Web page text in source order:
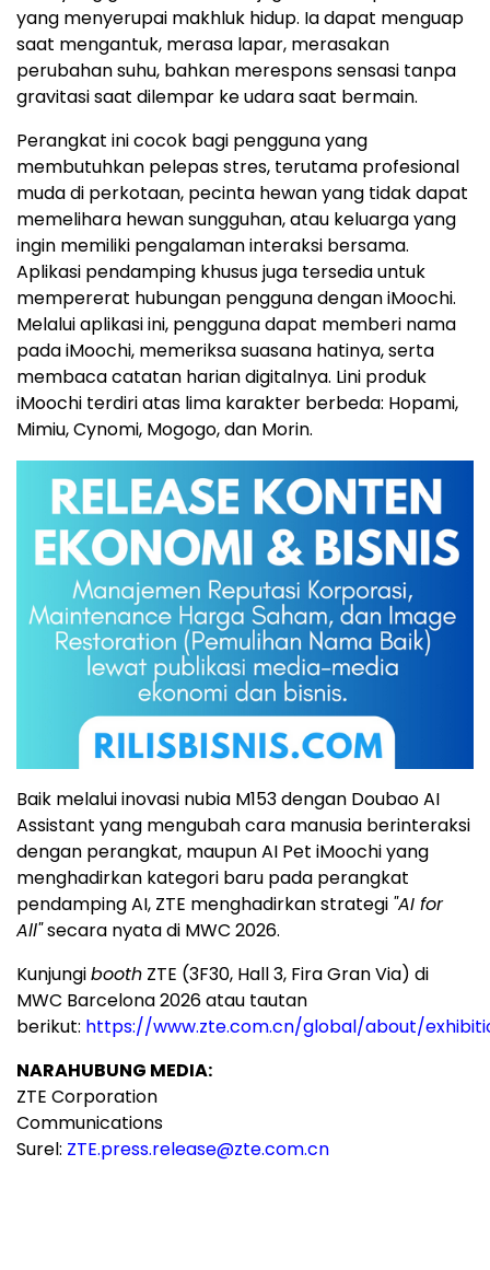
yang menyerupai makhluk hidup. Ia dapat menguap
saat mengantuk, merasa lapar, merasakan
perubahan suhu, bahkan merespons sensasi tanpa
gravitasi saat dilempar ke udara saat bermain.
Perangkat ini cocok bagi pengguna yang
membutuhkan pelepas stres, terutama profesional
muda di perkotaan, pecinta hewan yang tidak dapat
memelihara hewan sungguhan, atau keluarga yang
ingin memiliki pengalaman interaksi bersama.
Aplikasi pendamping khusus juga tersedia untuk
mempererat hubungan pengguna dengan iMoochi.
Melalui aplikasi ini, pengguna dapat memberi nama
pada iMoochi, memeriksa suasana hatinya, serta
membaca catatan harian digitalnya. Lini produk
iMoochi terdiri atas lima karakter berbeda: Hopami,
Mimiu, Cynomi, Mogogo, dan Morin.
Baik melalui inovasi nubia M153 dengan Doubao AI
Assistant yang mengubah cara manusia berinteraksi
dengan perangkat, maupun AI Pet iMoochi yang
menghadirkan kategori baru pada perangkat
pendamping AI, ZTE menghadirkan strategi "AI for
All"secara nyata di MWC 2026.
Kunjungibooth ZTE (3F30, Hall 3, Fira Gran Via) di
MWC Barcelona 2026 atau tautan
berikut: https://www.zte.com.cn/global/about/
NARAHUBUNG MEDIA:
ZTE Corporation
Communications
Surel: ZTE.press.release@zte.com.cn